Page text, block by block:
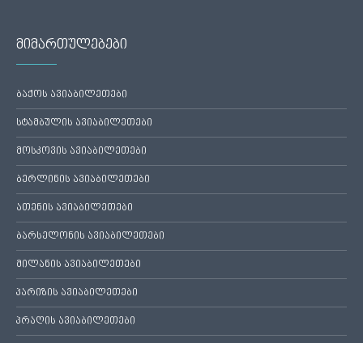
მიმართულებები
ბაქოს ავიაბილეთები
სტამბულის ავიაბილეთები
მოსკოვის ავიაბილეთები
ბერლინის ავიაბილეთები
ათენის ავიაბილეთები
ბარსელონის ავიაბილეთები
მილანის ავიაბილეთები
პარიზის ავიაბილეთები
პრაღის ავიაბილეთები